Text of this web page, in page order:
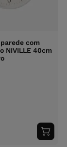
com
NIVILLE 40cm
ao